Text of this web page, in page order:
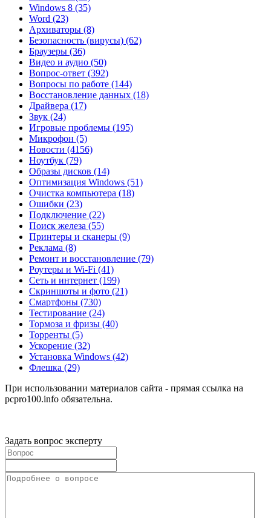
Windows 8 (35)
Word (23)
Архиваторы (8)
Безопасность (вирусы) (62)
Браузеры (36)
Видео и аудио (50)
Вопрос-ответ (392)
Вопросы по работе (144)
Восстановление данных (18)
Драйвера (17)
Звук (24)
Игровые проблемы (195)
Микрофон (5)
Новости (4156)
Ноутбук (79)
Образы дисков (14)
Оптимизация Windows (51)
Очистка компьютера (18)
Ошибки (23)
Подключение (22)
Поиск железа (55)
Принтеры и сканеры (9)
Реклама (8)
Ремонт и восстановление (79)
Роутеры и Wi-Fi (41)
Сеть и интернет (199)
Скриншоты и фото (21)
Смартфоны (730)
Тестирование (24)
Тормоза и фризы (40)
Торренты (5)
Ускорение (32)
Установка Windows (42)
Флешка (29)
При использовании материалов сайта - прямая ссылка на
pcpro100.info обязательна.
Задать вопрос эксперту